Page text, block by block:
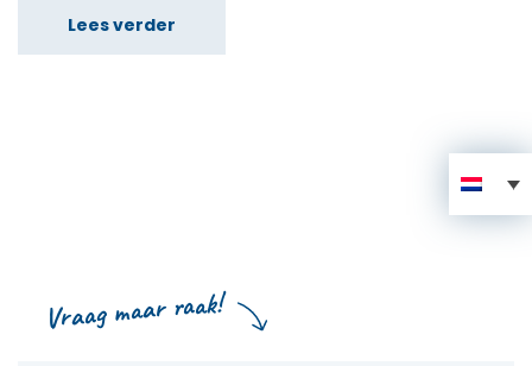
Lees verder
Vraag maar raak!